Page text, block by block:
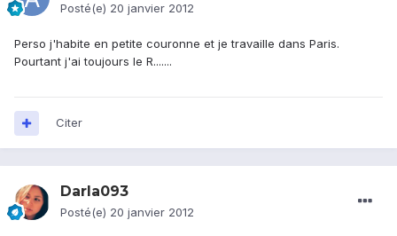
Posté(e) 20 janvier 2012
Perso j'habite en petite couronne et je travaille dans Paris.
Pourtant j'ai toujours le R.......
Citer
Darla093
Posté(e) 20 janvier 2012